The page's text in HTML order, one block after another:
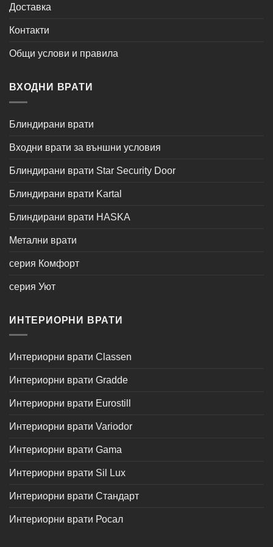
Доставка
Контакти
Общи услови и правила
ВХОДНИ ВРАТИ
Блиндирани врати
Входни врати за външни условия
Блиндирани врати Star Security Door
Блиндирани врати Kartal
Блиндирани врати HASKA
Метални врати
серия Комфорт
серия Уют
ИНТЕРИОРНИ ВРАТИ
Интериорни врати Classen
Интериорни врати Gradde
Интериорни врати Eurostill
Интериорни врати Variodor
Интериорни врати Gama
Интериорни врати Sil Lux
Интериорни врати Стандарт
Интериорни врати Росал